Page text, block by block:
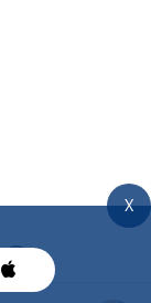
0
X